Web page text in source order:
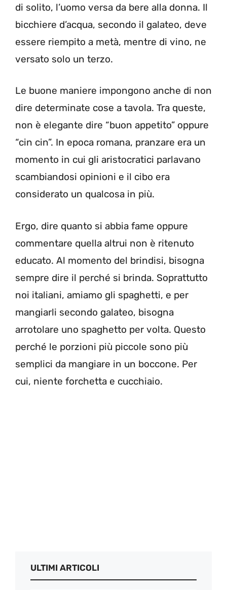
di solito, l’uomo versa da bere alla donna. Il
bicchiere d’acqua, secondo il galateo, deve
essere riempito a metà, mentre di vino, ne
versato solo un terzo.
Le buone maniere impongono anche di non
dire determinate cose a tavola. Tra queste,
non è elegante dire “buon appetito” oppure
“cin cin”. In epoca romana, pranzare era un
momento in cui gli aristocratici parlavano
scambiandosi opinioni e il cibo era
considerato un qualcosa in più.
Ergo, dire quanto si abbia fame oppure
commentare quella altrui non è ritenuto
educato. Al momento del brindisi, bisogna
sempre dire il perché si brinda. Soprattutto
noi italiani, amiamo gli spaghetti, e per
mangiarli secondo galateo, bisogna
arrotolare uno spaghetto per volta. Questo
perché le porzioni più piccole sono più
semplici da mangiare in un boccone. Per
cui, niente forchetta e cucchiaio.
ULTIMI ARTICOLI